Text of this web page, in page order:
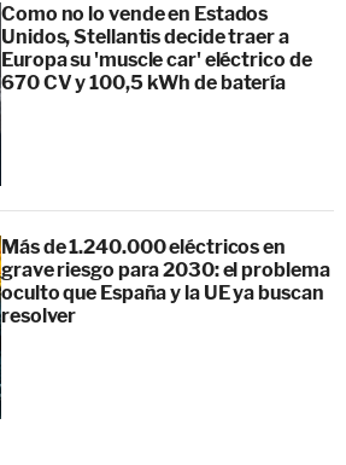
Como no lo vende en Estados
Unidos, Stellantis decide traer a
Europa su 'muscle car' eléctrico de
670 CV y 100,5 kWh de batería
Más de 1.240.000 eléctricos en
grave riesgo para 2030: el problema
oculto que España y la UE ya buscan
resolver